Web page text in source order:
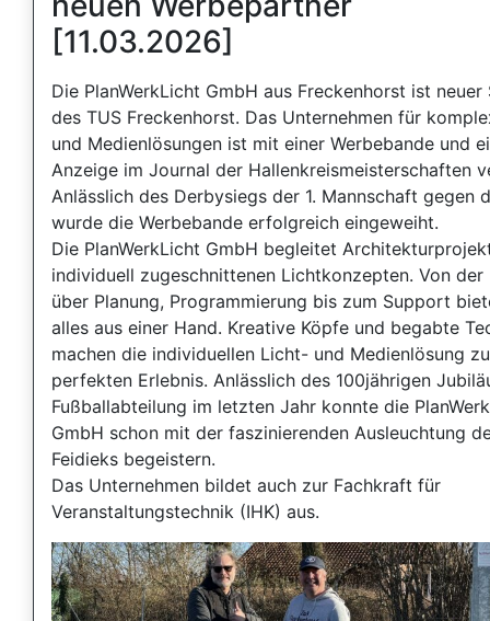
[11.03.2026]
Die PlanWerkLicht GmbH aus Freckenhorst ist neuer
des TUS Freckenhorst. Das Unternehmen für
und Medienlösungen ist mit einer Werbebande und
Anzeige im Journal der Hallenkreismeisterschaften
Anlässlich des Derbysiegs der 1. Mannschaft gegen
wurde die Werbebande erfolgreich eingeweiht.
Die PlanWerkLicht GmbH begleitet
individuell zugeschnittenen Lichtkonzepten. Von der
über Planung, Programmierung bis zum Support
alles aus einer Hand. Kreative Köpfe und begabte
machen die individuellen Licht- und Medienlösung
perfekten Erlebnis. Anlässlich des 100jährigen
Fußballabteilung im letzten Jahr konnte die
GmbH schon mit der faszinierenden Ausleuchtung
Feidieks begeistern.
Das Unternehmen bildet auch zur Fachkraft für
Veranstaltungstechnik (IHK) aus.